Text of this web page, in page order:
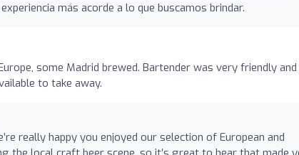
más acorde a lo que buscamos brindar.
some Madrid brewed. Bartender was very friendly and
to take away.
really happy you enjoyed our selection of European and